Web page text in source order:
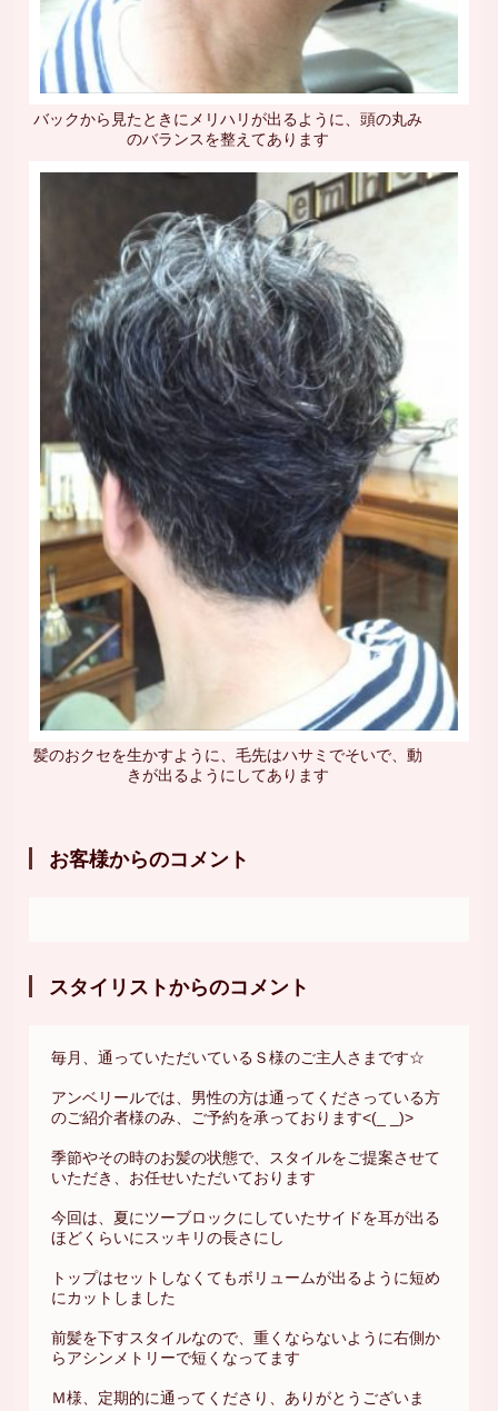
バックから見たときにメリハリが出るように、頭の丸み
のバランスを整えてあります
髪のおクセを生かすように、毛先はハサミでそいで、動
きが出るようにしてあります
お客様からのコメント
スタイリストからのコメント
毎月、通っていただいているＳ様のご主人さまです☆
アンベリールでは、男性の方は通ってくださっている方
のご紹介者様のみ、ご予約を承っております<(_ _)>
季節やその時のお髪の状態で、スタイルをご提案させて
いただき、お任せいただいております
今回は、夏にツーブロックにしていたサイドを耳が出る
ほどくらいにスッキリの長さにし
トップはセットしなくてもボリュームが出るように短め
にカットしました
前髪を下すスタイルなので、重くならないように右側か
らアシンメトリーで短くなってます
Ｍ様、定期的に通ってくださり、ありがとうございま